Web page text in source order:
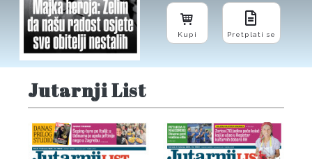
Kupi Pretplati se
Jutarnji List